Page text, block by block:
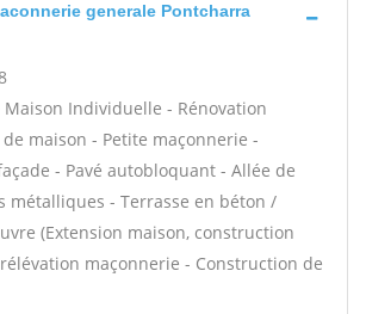
generale Pontcharra
Individuelle - Rénovation
de maison - Petite maçonnerie -
- Pavé autobloquant - Allée de
métalliques - Terrasse en béton /
(Extension maison, construction
maçonnerie - Construction de